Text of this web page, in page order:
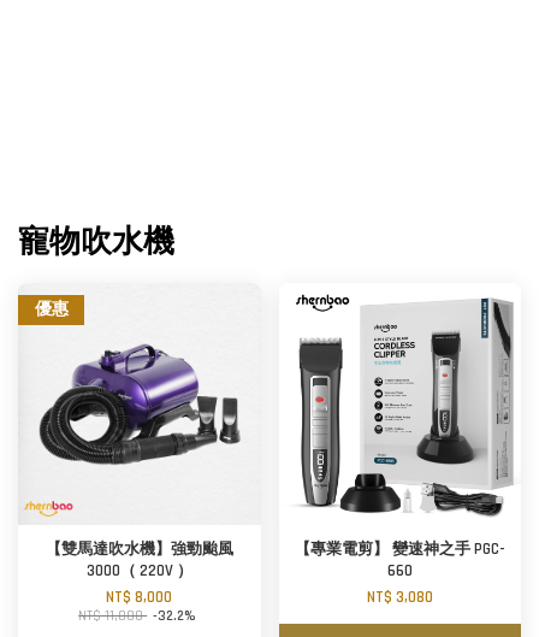
寵物吹水機
優惠
【雙馬達吹水機】強勁颱風
3000（ 220V ）
NT$ 8,000
NT$ 11,800 -32.2%
【專業電剪】 變速神之手 PGC-
660
NT$ 3,080